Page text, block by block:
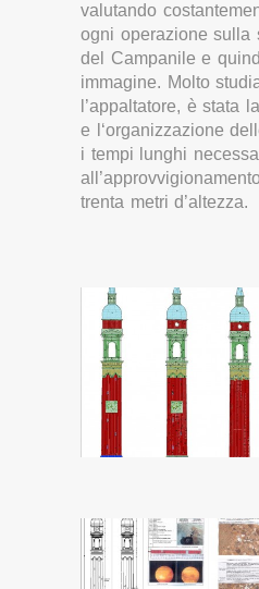
valutando
ogni operazione sulla
del Campanile e
immagine. Molto
l’appaltatore, è stata
e l‘organizzazione
i tempi lunghi
trenta metri d’altezza.